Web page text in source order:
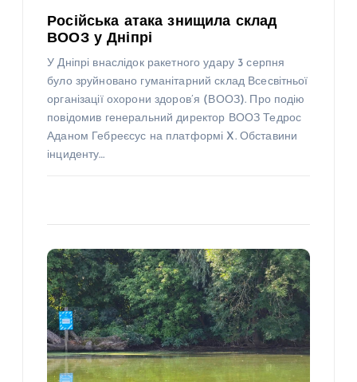
Російська атака знищила склад
ВООЗ у Дніпрі
У Дніпрі внаслідок ракетного удару 3 серпня
було зруйновано гуманітарний склад Всесвітньої
організації охорони здоров’я (ВООЗ). Про подію
повідомив генеральний директор ВООЗ Тедрос
Аданом Гебреєсус на платформі X. Обставини
інциденту…